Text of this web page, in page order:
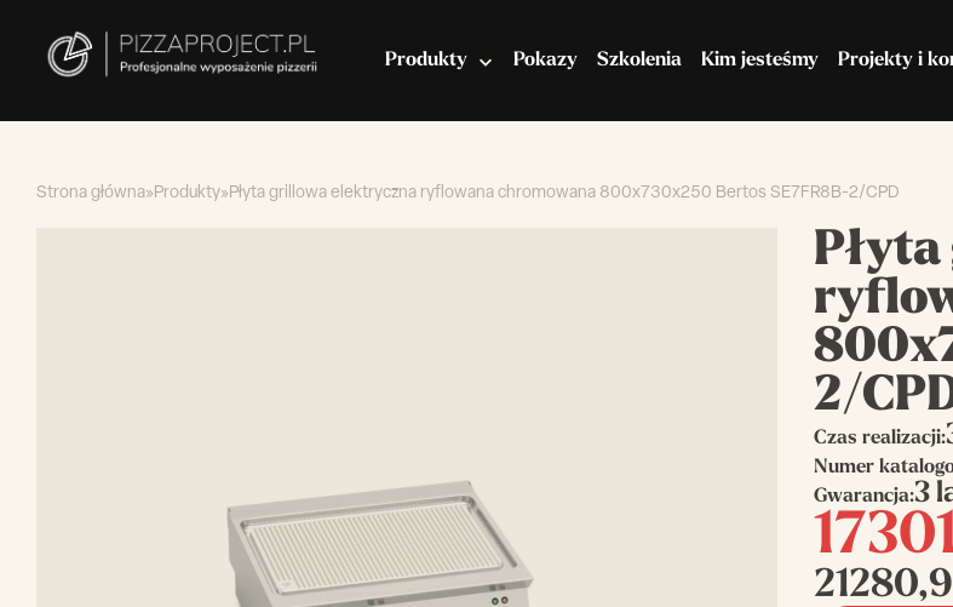
Produkty Pokazy Szkolenia Kim jesteśmy Projekty i
Chłodnictwo
Strona główna»Produkty»Płyta grillowa elektryczna ryflowana chromowana 800x730x250 Bertos SE7FR8B-2/CPD
2/
Czas realizacji:
Numer
Gwarancja:3